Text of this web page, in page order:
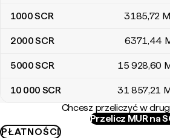
1000SCR 3185,72
2000SCR 6371,44
5000SCR 15 928,60
10 000 SCR 31 857,21
Chcesz przeliczyć w
Przelicz MUR na
PŁATNOŚCI